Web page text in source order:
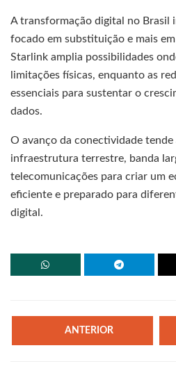
A transformação digital no Brasil
focado em substituição e mais
Starlink amplia possibilidades
limitações físicas, enquanto as
essenciais para sustentar o
dados.
O avanço da conectividade
infraestrutura terrestre, banda
telecomunicações para criar um
eficiente e preparado para
digital.
ANTERIOR